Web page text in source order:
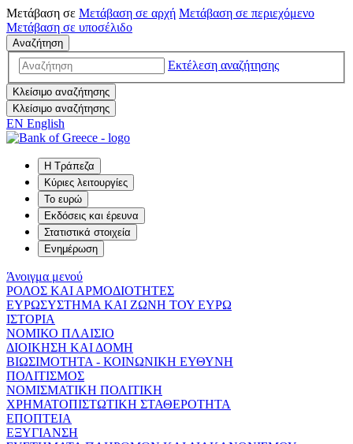
Μετάβαση σε Μετάβαση σε αρχή Μετάβαση σε περιεχόμενο
Μετάβαση σε υποσέλιδο
Αναζήτηση
Εκτέλεση αναζήτησης
Κλείσιμο αναζήτησης
Κλείσιμο αναζήτησης
EN English
Η Τράπεζα
Κύριες λειτουργίες
Το ευρώ
Εκδόσεις και έρευνα
Στατιστικά στοιχεία
Ενημέρωση
Άνοιγμα μενού
ΡΟΛΟΣ ΚΑΙ ΑΡΜΟΔΙΟΤΗΤΕΣ
ΕΥΡΩΣΥΣΤΗΜΑ ΚΑΙ ΖΩΝΗ ΤΟΥ ΕΥΡΩ
ΙΣΤΟΡΙΑ
ΝΟΜΙΚΟ ΠΛΑΙΣΙΟ
ΔΙΟΙΚΗΣΗ ΚΑΙ ΔΟΜΗ
ΒΙΩΣΙΜΟΤΗΤΑ - ΚΟΙΝΩΝΙΚΗ ΕΥΘΥΝΗ
ΠΟΛΙΤΙΣΜΟΣ
ΝΟΜΙΣΜΑΤΙΚΗ ΠΟΛΙΤΙΚΗ
ΧΡΗΜΑΤΟΠΙΣΤΩΤΙΚΗ ΣΤΑΘΕΡΟΤΗΤΑ
ΕΠΟΠΤΕΙΑ
ΕΞΥΓΙΑΝΣΗ